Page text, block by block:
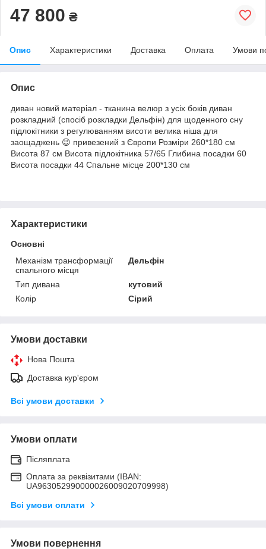
47 800 ₴
Опис Характеристики Доставка Оплата Умови
Опис
диван новий матеріал - тканина велюр з усіх боків диван
розкладний (спосіб розкладки Дельфін) для щоденного сну
підлокітники з регулюванням висоти велика ніша для
заощаджень 😉 привезений з Європи Розміри 260*180 см
Висота 87 см Висота підлокітника 57/65 Глибина посадки 60
Висота посадки 44 Спальне місце 200*130 см
Характеристики
Основні
Механізм трансформації
спального місця
Дельфін
Тип дивана
кутовий
Колір
Сірий
Умови доставки
Нова Пошта
Доставка кур'єром
Всі умови доставки
Умови оплати
Післяплата
Оплата за реквізитами (IBAN:
UA963052990000026009020709998)
Всі умови оплати
Умови повернення